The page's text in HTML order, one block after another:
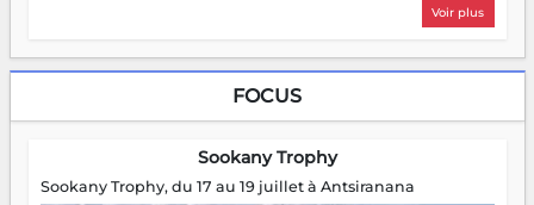
Voir plus
FOCUS
Sookany Trophy
Sookany Trophy, du 17 au 19 juillet à Antsiranana